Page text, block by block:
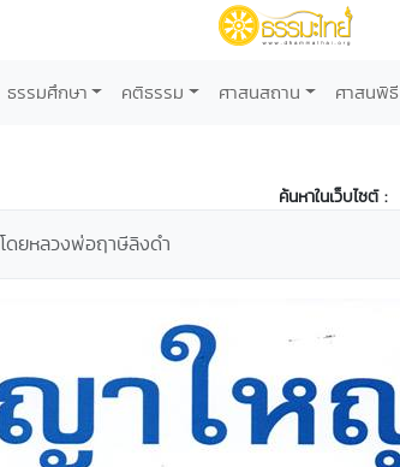
ธรรมศึกษา คติธรรม ศาสนสถาน ศาสนพิธี
ค้นหาในเว็บไซต์ :
ยหลวงพ่อฤาษีลิงดำ